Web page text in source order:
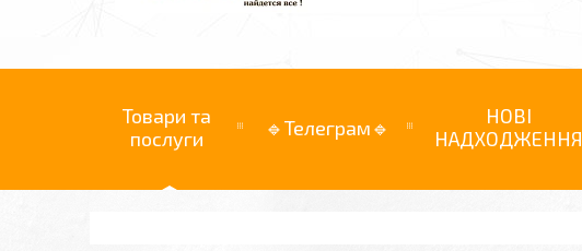
Товари та
послуги
🔹Телеграм🔹
НОВІ
НАДХОДЖЕННЯ